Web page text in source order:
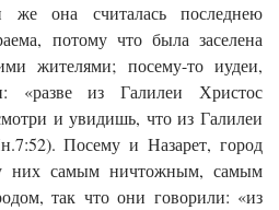
она считалась последнею
потому что была заселена
жителями; посему-то иудеи,
«разве из Галилеи Христос
и увидишь, что из Галилеи
Посему и Назарет, город
у них самым ничтожным, самым
так что они говорили: «из